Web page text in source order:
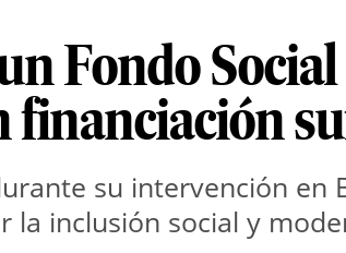
Fondo
financiación
su intervención en
la inclusión social y